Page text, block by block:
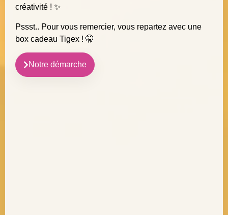
créativité ! ✨
Pssst.. Pour vous remercier, vous repartez avec une
box cadeau Tigex ! 🤫
Notre démarche